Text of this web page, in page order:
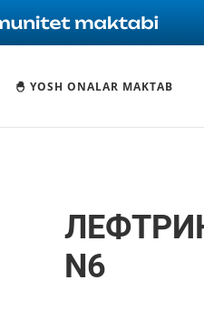
🐣 YOSH ONALAR MAKTAB
N6